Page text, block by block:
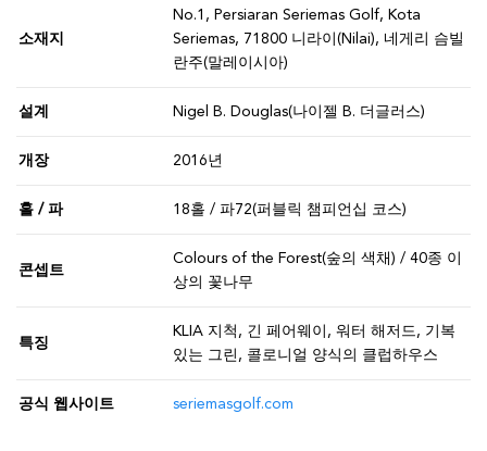
소재지
No.1, Persiaran Seriemas Golf, Kota
Seriemas, 71800 니라이(Nilai), 네게리 슴빌
란주(말레이시아)
설계 Nigel B. Douglas(나이젤 B. 더글러스)
개장 2016년
홀 / 파 18홀 / 파72(퍼블릭 챔피언십 코스)
콘셉트
Colours of the Forest(숲의 색채) / 40종 이
상의 꽃나무
특징
KLIA 지척, 긴 페어웨이, 워터 해저드, 기복
있는 그린, 콜로니얼 양식의 클럽하우스
공식 웹사이트 seriemasgolf.com